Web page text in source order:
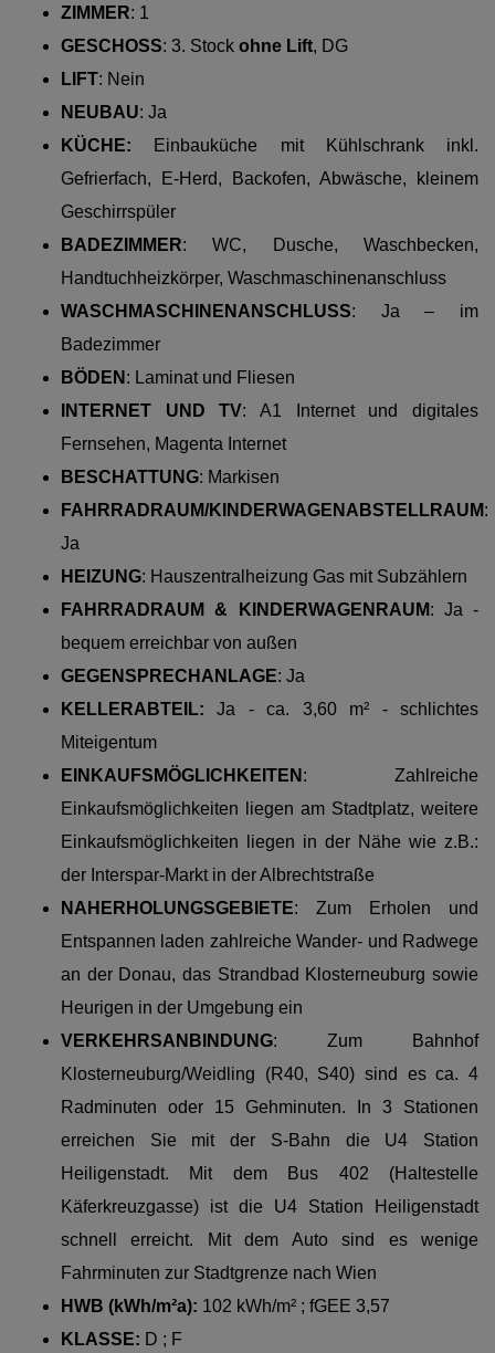
ZIMMER: 1
GESCHOSS: 3. Stock ohne Lift, DG
LIFT: Nein
NEUBAU: Ja
KÜCHE:
Einbauküche mit Kühlschrank inkl.
Gefrierfach, E-Herd, Backofen, Abwäsche, kleinem
Geschirrspüler
BADEZIMMER:
WC, Dusche, Waschbecken,
Handtuchheizkörper, Waschmaschinenanschluss
WASCHMASCHINENANSCHLUSS: Ja – im
Badezimmer
BÖDEN : Laminat und Fliesen
INTERNET UND TV: A1 Internet und digitales
Fernsehen, Magenta Internet
BESCHATTUNG: Markisen
FAHRRADRAUM/KINDERWAGENABSTELLRAUM:
Ja
HEIZUNG: Hauszentralheizung Gas mit Subzählern
FAHRRADRAUM & KINDERWAGENRAUM: Ja -
bequem erreichbar von außen
GEGENSPRECHANLAGE: Ja
KELLERABTEIL: Ja - ca. 3,60 m² - schlichtes
Miteigentum
EINKAUFSMÖGLICHKEITEN : Zahlreiche
Einkaufsmöglichkeiten liegen am Stadtplatz, weitere
Einkaufsmöglichkeiten liegen in der Nähe wie z.B.:
der Interspar-Markt in der Albrechtstraße
NAHERHOLUNGSGEBIETE: Zum Erholen und
Entspannen laden zahlreiche Wander- und Radwege
an der Donau, das Strandbad Klosterneuburg sowie
Heurigen in der Umgebung ein
VERKEHRSANBINDUNG: Zum Bahnhof
Klosterneuburg/Weidling (R40, S40) sind es ca. 4
Radminuten oder 15 Gehminuten. In 3 Stationen
erreichen Sie mit der S-Bahn die U4 Station
Heiligenstadt. Mit dem Bus 402 (Haltestelle
Käferkreuzgasse) ist die U4 Station Heiligenstadt
schnell erreicht. Mit dem Auto sind es wenige
Fahrminuten zur Stadtgrenze nach Wien
HWB (kWh/m²a): 102 kWh/m² ; fGEE 3,57
KLASSE: D ; F